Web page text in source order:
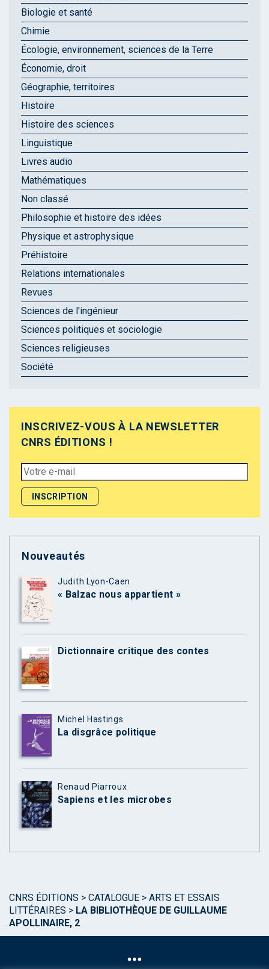
Biologie et santé
Chimie
Écologie, environnement, sciences de la Terre
Économie, droit
Géographie, territoires
Histoire
Histoire des sciences
Linguistique
Livres audio
Mathématiques
Non classé
Philosophie et histoire des idées
Physique et astrophysique
Préhistoire
Relations internationales
Revues
Sciences de l'ingénieur
Sciences politiques et sociologie
Sciences religieuses
Société
INSCRIVEZ-VOUS À LA NEWSLETTER
CNRS ÉDITIONS !
Nouveautés
Judith Lyon-Caen
« Balzac nous appartient »
Dictionnaire critique des contes
Michel Hastings
La disgrâce politique
Renaud Piarroux
Sapiens et les microbes
CNRS ÉDITIONS > CATALOGUE > ARTS ET ESSAIS
LITTÉRAIRES > LA BIBLIOTHÈQUE DE GUILLAUME
APOLLINAIRE, 2